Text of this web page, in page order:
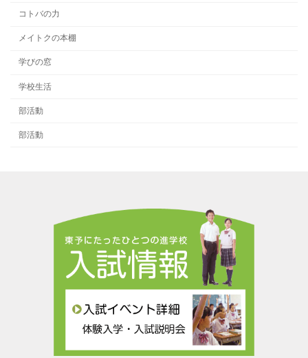
コトバの力
メイトクの本棚
学びの窓
学校生活
部活動
部活動